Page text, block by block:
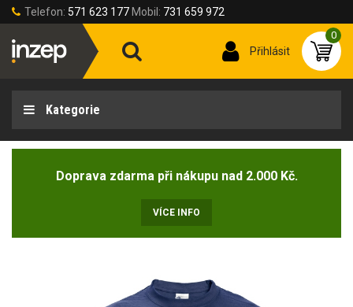
Telefon: 571 623 177 Mobil: 731 659 972
Přihlásit
0
Kategorie
Doprava zdarma při nákupu nad 2.000 Kč.
VÍCE INFO